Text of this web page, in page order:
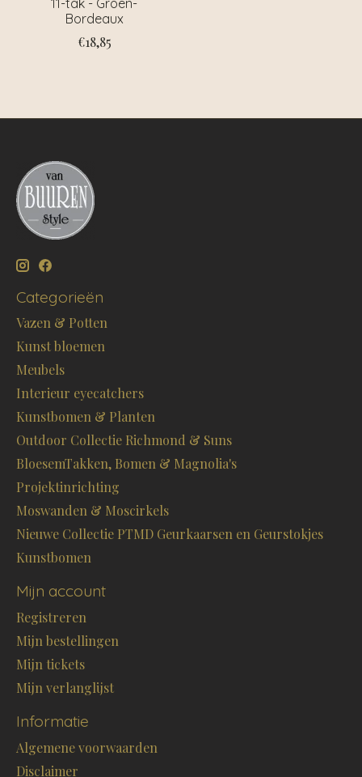
Bordeaux
€18,85
Categorieën
Vazen & Potten
Kunst bloemen
Meubels
Interieur eyecatchers
Kunstbomen & Planten
Outdoor Collectie Richmond & Suns
BloesemTakken, Bomen & Magnolia's
Projektinrichting
Moswanden & Moscirkels
Nieuwe Collectie PTMD Geurkaarsen en Geurstokjes
Kunstbomen
Mijn account
Registreren
Mijn bestellingen
Mijn tickets
Mijn verlanglijst
Informatie
Algemene voorwaarden
Disclaimer